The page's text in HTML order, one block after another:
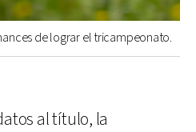
de lograr el tricampeonato.
al título, la